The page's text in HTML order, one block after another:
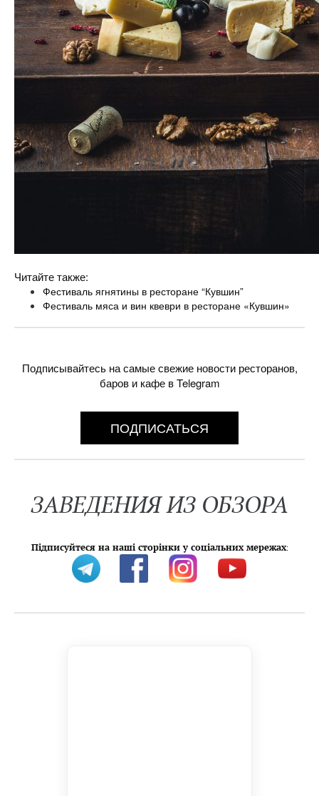
Читайте также:
Фестиваль ягнятины в ресторане “Кувшин”
Фестиваль мяса и вин квеври в ресторане «Кувшин»
Подписывайтесь на самые свежие новости ресторанов,
баров и кафе в Telegram
ПОДПИСАТЬСЯ
ЗАВЕДЕНИЯ ИЗ ОБЗОРА
Підписуйтеся на наші сторінки у соціальних мережах: